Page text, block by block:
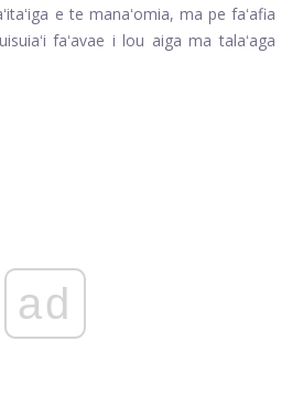
e te manaʻomia, ma pe faʻafia
faʻavae i lou aiga ma talaʻaga
ad